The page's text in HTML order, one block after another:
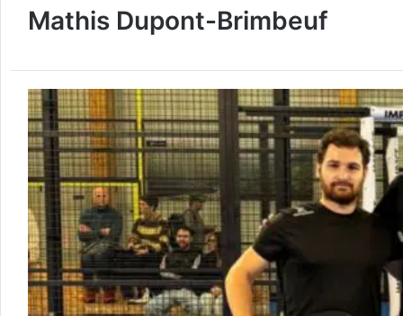
Mathis Dupont-Brimbeuf